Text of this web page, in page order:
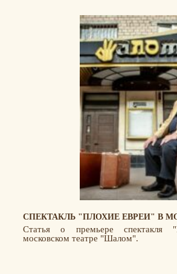
СПЕКТАКЛЬ "ПЛОХИЕ ЕВРЕИ" В
Статья о премьере спектакля
московском театре "Шалом".